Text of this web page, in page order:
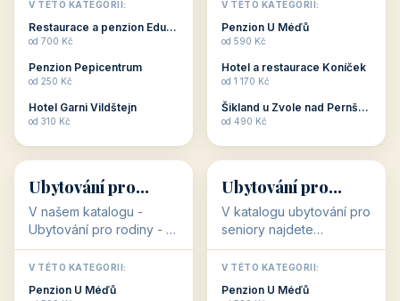
dovolenou přímo
souvisejí. Aktivní
odpočinek jso...
V TÉTO KATEGORII:
Restaurace a penzion Eduard
od 700 Kč
Penzion Pepicentrum
od 250 Kč
Hotel Garni Vildštejn
od 310 Kč
cenově dostupné
ubytování v ČR. Budete
c...
V TÉTO KATEGORII:
Penzion U Méďů
od 590 Kč
Hotel a restaurace Koníček
od 1 170 Kč
Šikland u Zvole nad Pernštejnem
od 490 Kč
👨‍👩‍👧‍👦
👨‍👩‍👧‍👦
34 objektů
Ubytování pro
rodiny
V našem katalogu -
Ubytování pro rodiny -
jsou pro Vás připraveny
objekty, které svojí
polohou či vybaveností,
V TÉTO KATEGORII:
Penzion U Méďů
🧓
🧓
33 objektů
Ubytování pro
seniory
V katalogu ubytování pro
seniory najdete
penziony a hotely, které
jsou přizpůsobeny pro
ubytování klientů vyššího
V TÉTO KATEGORII:
Penzion U Méďů